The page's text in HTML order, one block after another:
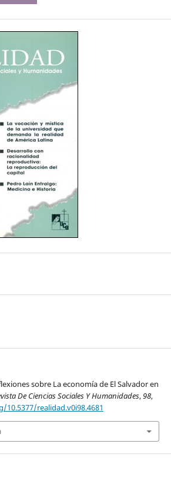
sobre La economía de El Salvador en
De Ciencias Sociales Y Humanidades,98,
realidad.v0i98.4681